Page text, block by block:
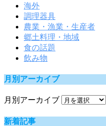
海外
調理器具
農業・漁業・生産者
郷土料理・地域
食の話題
飲み物
月別アーカイブ
月別アーカイブ
新着記事